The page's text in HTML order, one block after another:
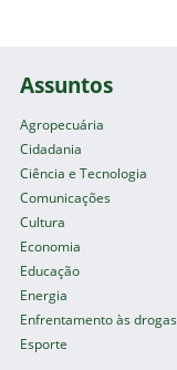
Assuntos
Agropecuária
Cidadania
Ciência e Tecnologia
Comunicações
Cultura
Economia
Educação
Energia
Enfrentamento às drogas
Esporte